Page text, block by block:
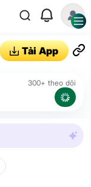
Tải App
300+ theo dõi